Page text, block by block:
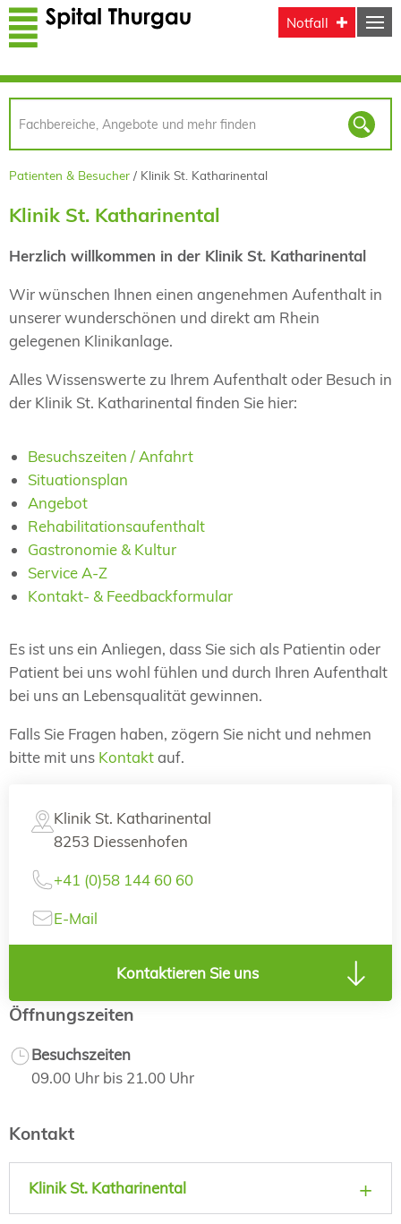
Direkt zum Inhalt
Notfall
Patienten & Besucher Klinik St. Katharinental
Klinik St. Katharinental
Herzlich willkommen in der Klinik St. Katharinental
Wir wünschen Ihnen einen angenehmen Aufenthalt in
unserer wunderschönen und direkt am Rhein
gelegenen Klinikanlage.
Alles Wissenswerte zu Ihrem Aufenthalt oder Besuch in
der Klinik St. Katharinental finden Sie hier:
Besuchszeiten / Anfahrt
Situationsplan
Angebot
Rehabilitationsaufenthalt
Gastronomie & Kultur
Service A-Z
Kontakt- & Feedbackformular
Es ist uns ein Anliegen, dass Sie sich als Patientin oder
Patient bei uns wohl fühlen und durch Ihren Aufenthalt
bei uns an Lebensqualität gewinnen.
Falls Sie Fragen haben, zögern Sie nicht und nehmen
bitte mit uns Kontaktauf.
Klinik St. Katharinental
8253 Diessenhofen
+41 (0)58 144 60 60
E-Mail
Kontaktieren Sie uns
Öffnungszeiten
Besuchszeiten
09.00 Uhr bis 21.00 Uhr
Kontakt
Klinik St. Katharinental